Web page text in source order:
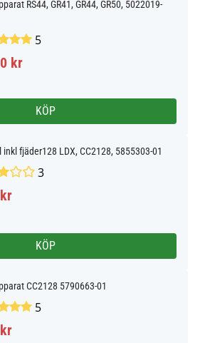
RS44, GR41, GR44, GR50, 5022019-
5
kr
KÖP
inkl fjäder128 LDX, CC2128, 5855303-01
3
KÖP
CC2128 5790663-01
5